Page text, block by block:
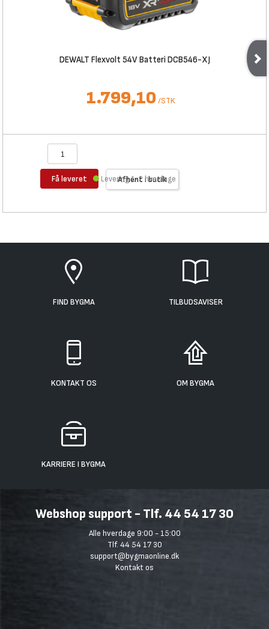
DEWALT Flexvolt 54V Batteri DCB546-XJ
1.799,10 /STK
Få leveret Afhent i butik
Levering 1-2 hverdage
FIND BYGMA TILBUDSAVISER
KONTAKT OS OM BYGMA
KARRIERE I BYGMA
Webshop support - Tlf. 44 54 17 30
Alle hverdage 9:00 - 15:00
Tlf. 44 54 17 30
support@bygmaonline.dk
Kontakt os